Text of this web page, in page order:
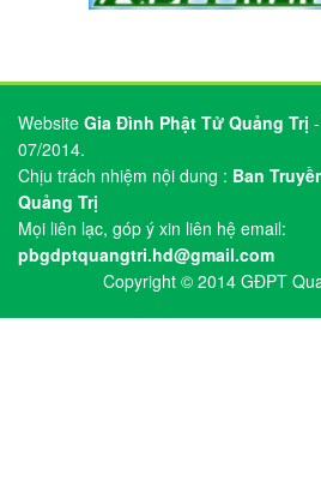
Website Gia Đình Phật Tử Quảng Trị
07/2014.
Chịu trách nhiệm nội dung : Ban
Quảng Trị
Mọi liên lạc, góp ý xin liên hệ email:
pbgdptquangtri.hd@gmail.com
Copyright © 2014 GĐPT